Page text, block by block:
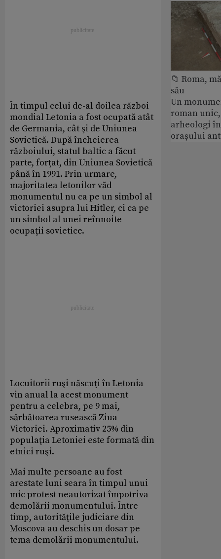
În timpul celui de-al doilea război
mondial Letonia a fost ocupată atât
de Germania, cât şi de Uniunea
Sovietică. După încheierea
războiului, statul baltic a făcut
parte, forţat, din Uniunea Sovietică
până în 1991. Prin urmare,
majoritatea letonilor văd
monumentul nu ca pe un simbol al
victoriei asupra lui Hitler, ci ca pe
un simbol al unei reînnoite
ocupaţii sovietice.
Locuitorii ruşi născuţi în Letonia
vin anual la acest monument
pentru a celebra, pe 9 mai,
sărbătoarea rusească Ziua
Victoriei. Aproximativ 25% din
populaţia Letoniei este formată din
etnici ruşi.
Mai multe persoane au fost
arestate luni seara în timpul unui
mic protest neautorizat împotriva
demolării monumentului. Între
timp, autorităţile judiciare din
Moscova au deschis un dosar pe
tema demolării monumentului.
📁 Roma,
său
Un
roman
arheologi
orașului